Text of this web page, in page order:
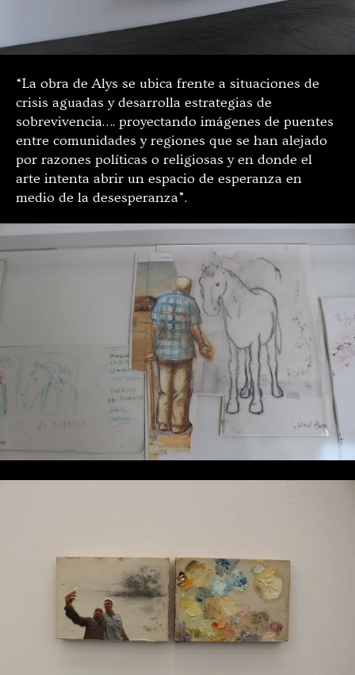
“La obra de Alys se ubica frente a situaciones de
crisis aguadas y desarrolla estrategias de
sobrevivencia…. proyectando imágenes de puentes
entre comunidades y regiones que se han alejado
por razones políticas o religiosas y en donde el
arte intenta abrir un espacio de esperanza en
medio de la desesperanza”.